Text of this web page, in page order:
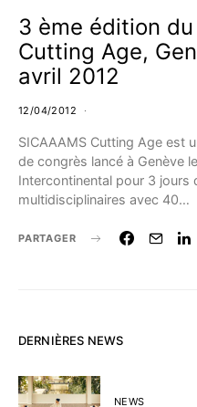
3 ème édition du
Cutting Age,
avril 2012
12/04/2012
SICAAAMS Cutting Age est
de congrès lancé à Genève
Intercontinental pour 3 jours
multidisciplinaires avec 40…
PARTAGER
DERNIÈRES NEWS
NEWS